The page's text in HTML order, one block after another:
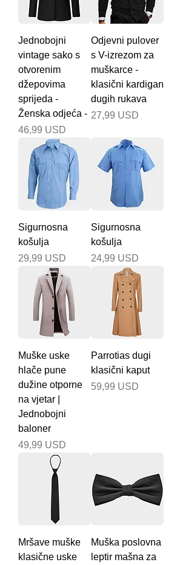
Jednobojni
vintage sako s
otvorenim
džepovima
sprijeda -
Ženska odjeća -
Cijena
46,99 USD
Odjevni pulover
s V-izrezom za
muškarce -
klasični kardigan
dugih rukava
Cijena
27,99 USD
Sigurnosna
košulja
Cijena
29,99 USD
Sigurnosna
košulja
Cijena
24,99 USD
Muške uske
hlače pune
dužine otporne
na vjetar |
Jednobojni
baloner
Cijena
49,99 USD
Parrotias dugi
klasični kaput
Cijena
59,99 USD
Mršave muške
klasične uske
Muška poslovna
leptir mašna za